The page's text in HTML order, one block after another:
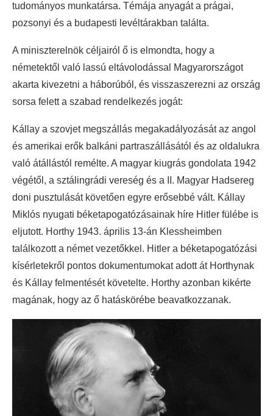
tudományos munkatársa. Témája anyagát a prágai,
pozsonyi és a budapesti levéltárakban találta.
A miniszterelnök céljairól ő is elmondta, hogy a
németektől való lassú eltávolodással Magyarországot
akarta kivezetni a háborúból, és visszaszerezni az ország
sorsa felett a szabad rendelkezés jogát:
Kállay a szovjet megszállás megakadályozását az angol
és amerikai erők balkáni partraszállásától és az oldalukra
való átállástól remélte. A magyar kiugrás gondolata 1942
végétől, a sztálingrádi vereség és a II. Magyar Hadsereg
doni pusztulását követően egyre erősebbé vált. Kállay
Miklós nyugati béketapogatózásainak híre Hitler fülébe is
eljutott. Horthy 1943. április 13-án Klessheimben
találkozott a német vezetőkkel. Hitler a béketapogatózási
kísérletekről pontos dokumentumokat adott át Horthynak
és Kállay felmentését követelte. Horthy azonban kikérte
magának, hogy az ő hatáskörébe beavatkozzanak.